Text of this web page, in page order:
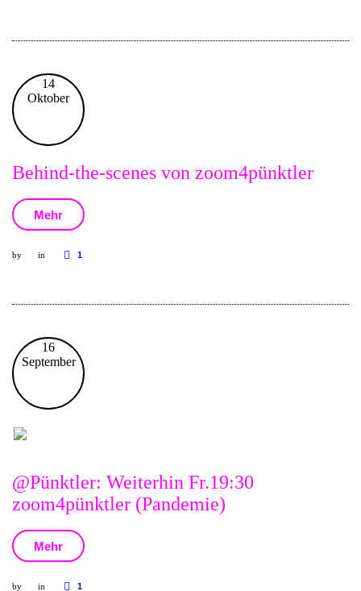
14
Oktober
Behind-the-scenes von zoom4pünktler
Mehr
by in 1
16
September
@Pünktler: Weiterhin Fr.19:30
zoom4pünktler (Pandemie)
Mehr
by in 1